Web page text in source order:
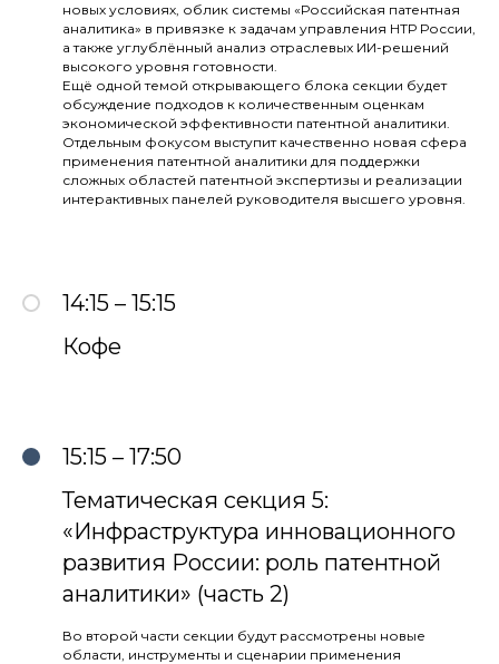
новых условиях, облик системы «Российская патентная
аналитика» в привязке к задачам управления НТР России,
а также углублённый анализ отраслевых ИИ-решений
высокого уровня готовности.
Ещё одной темой открывающего блока секции будет
обсуждение подходов к количественным оценкам
экономической эффективности патентной аналитики.
Отдельным фокусом выступит качественно новая сфера
применения патентной аналитики для поддержки
сложных областей патентной экспертизы и реализации
интерактивных панелей руководителя высшего уровня.
14:15 – 15:15
Кофе
15:15 – 17:50
Тематическая секция 5:
«Инфраструктура инновационного
развития России: роль патентной
аналитики» (часть 2)
Во второй части секции будут рассмотрены новые
области, инструменты и сценарии применения